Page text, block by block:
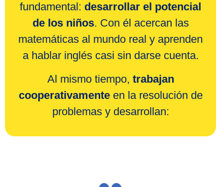
fundamental: desarrollar el potencial
de los niños. Con él acercan las
matemáticas al mundo real y aprenden
a hablar inglés casi sin darse cuenta.
Al mismo tiempo, trabajan
cooperativamenteen la resolución de
problemas y desarrollan: